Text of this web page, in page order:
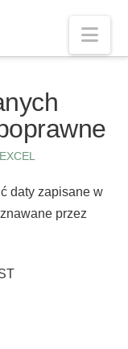
EXCEL
daty zapisane w
przez